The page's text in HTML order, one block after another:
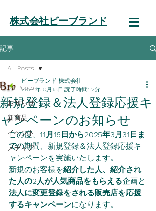
株式会社ビーブランド
記事
All Posts
お知らせ
新商品
イベント
メディア
All Posts
新規登録＆法人登録応援キ
ャンペーンのお知らせ
ビーブランド 株式会社
2024年10月18日 読了時間: 2分
この度、 11月15日から2025年3月31日ま
での期間、新規登録＆法人登録応援キ
ャンペーンを実施いたします。
新規のお客様を紹介した人、紹介され
た人の2人が人気商品をもらえる企画と
法人に変更登録をされる販売店を応援
するキャンペーンになります。